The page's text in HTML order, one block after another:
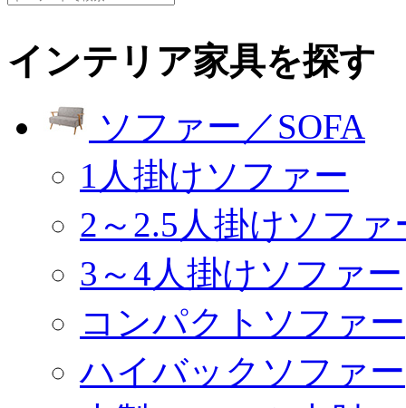
インテリア家具を探す
ソファー／SOFA
1人掛けソファー
2～2.5人掛けソファ
3～4人掛けソファー
コンパクトソファー
ハイバックソファー